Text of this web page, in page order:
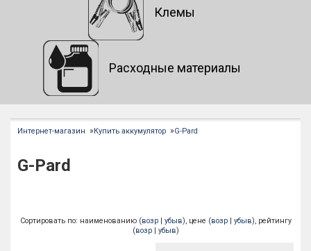
Клемы
Расходные материалы
Интернет-магазин »Купить аккумулятор »G-Pard
G-Pard
Сортировать по: наименованию (возр| убыв), цене (возр| убыв), рейтингу
(возр| убыв)